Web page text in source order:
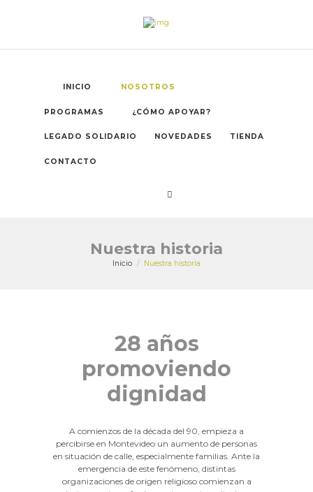
INICIO NOSOTROS
PROGRAMAS ¿CÓMO APOYAR?
LEGADO SOLIDARIO NOVEDADES TIENDA
CONTACTO
Nuestra historia
Inicio Nuestra historia
28 años
promoviendo
dignidad
A comienzos de la década del 90, empieza a
percibirse en Montevideo un aumento de personas
en situación de calle, especialmente familias. Ante la
emergencia de este fenómeno, distintas
organizaciones de origen religioso comienzan a